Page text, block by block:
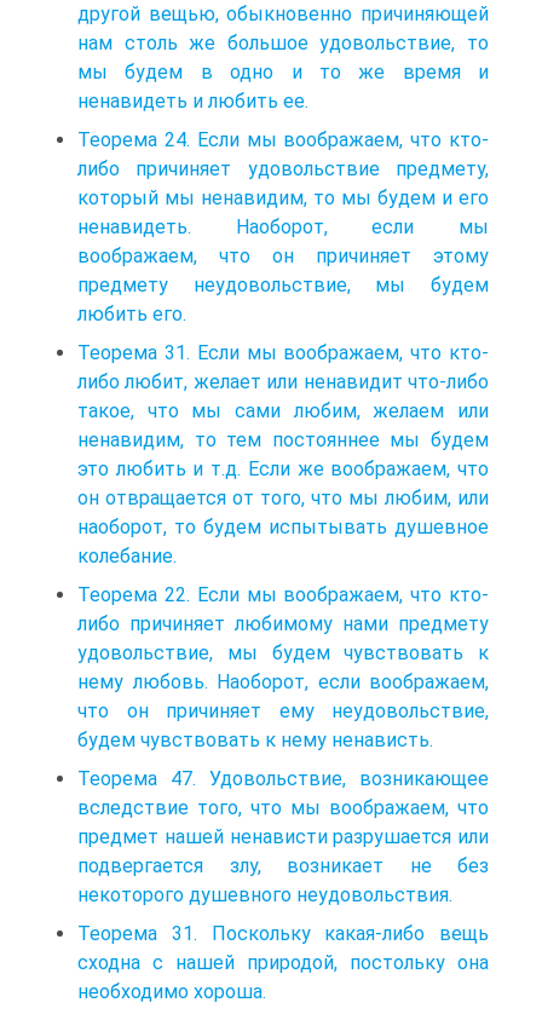
другой вещью, обыкновенно причиняющей
нам столь же большое удовольствие, то
мы будем в одно и то же время и
ненавидеть и любить ее.
Теорема 24. Если мы воображаем, что кто-
либо причиняет удовольствие предмету,
который мы ненавидим, то мы будем и его
ненавидеть. Наоборот, если мы
воображаем, что он причиняет этому
предмету неудовольствие, мы будем
любить его.
Теорема 31. Если мы воображаем, что кто-
либо любит, желает или ненавидит что-либо
такое, что мы сами любим, желаем или
ненавидим, то тем постояннее мы будем
это любить и т.д. Если же воображаем, что
он отвращается от того, что мы любим, или
наоборот, то будем испытывать душевное
колебание.
Теорема 22. Если мы воображаем, что кто-
либо причиняет любимому нами предмету
удовольствие, мы будем чувствовать к
нему любовь. Наоборот, если воображаем,
что он причиняет ему неудовольствие,
будем чувствовать к нему ненависть.
Теорема 47. Удовольствие, возникающее
вследствие того, что мы воображаем, что
предмет нашей ненависти разрушается или
подвергается злу, возникает не без
некоторого душевного неудовольствия.
Теорема 31. Поскольку какая-либо вещь
сходна с нашей природой, постольку она
необходимо хороша.